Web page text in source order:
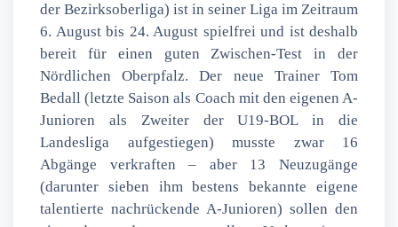
der Bezirksoberliga) ist in seiner Liga im Zeitraum
6. August bis 24. August spielfrei und ist deshalb
bereit für einen guten Zwischen-Test in der
Nördlichen Oberpfalz. Der neue Trainer Tom
Bedall (letzte Saison als Coach mit den eigenen A-
Junioren als Zweiter der U19-BOL in die
Landesliga aufgestiegen) musste zwar 16
Abgänge verkraften – aber 13 Neuzugänge
(darunter sieben ihm bestens bekannte eigene
talentierte nachrückende A-Junioren) sollen den